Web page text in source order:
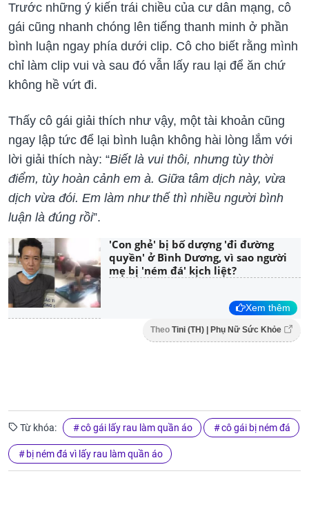
Trước những ý kiến trái chiều của cư dân mạng, cô
gái cũng nhanh chóng lên tiếng thanh minh ở phần
bình luận ngay phía dưới clip. Cô cho biết rằng mình
chỉ làm clip vui và sau đó vẫn lấy rau lại để ăn chứ
không hề vứt đi.
Thấy cô gái giải thích như vậy, một tài khoản cũng
ngay lập tức để lại bình luận không hài lòng lắm với
lời giải thích này: “Biết là vui thôi, nhưng tùy thời
điểm, tùy hoàn cảnh em à. Giữa tâm dịch này, vừa
dịch vừa đói. Em làm như thế thì nhiều người bình
luận là đúng rồi”.
'Con ghẻ' bị bố dượng 'đi đường
quyền' ở Bình Dương, vì sao người
mẹ bị 'ném đá' kịch liệt?
Xem thêm
Theo Tini (TH) | Phụ Nữ Sức Khỏe
Từ khóa: cô gái lấy rau làm quần áo cô gái bị ném đá
bị ném đá vì lấy rau làm quần áo